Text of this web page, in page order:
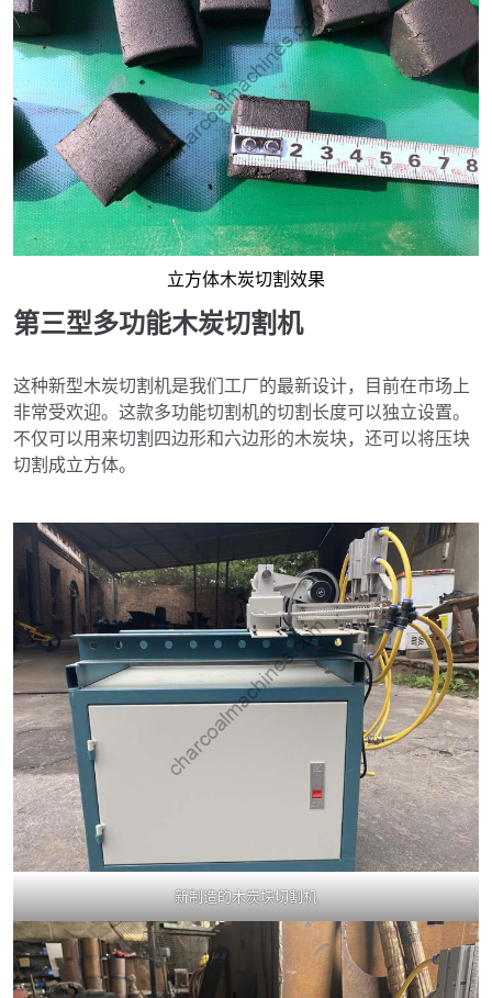
立方体木炭切割效果
第三型多功能木炭切割机
这种新型木炭切割机是我们工厂的最新设计，目前在市场上
非常受欢迎。这款多功能切割机的切割长度可以独立设置。
不仅可以用来切割四边形和六边形的木炭块，还可以将压块
切割成立方体。
新制造的木炭块切割机